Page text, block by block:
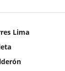
Lima